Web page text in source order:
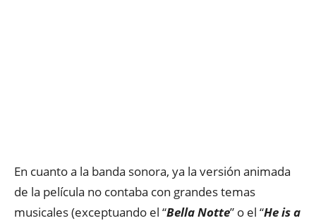
En cuanto a la banda sonora, ya la versión animada
de la película no contaba con grandes temas
musicales (exceptuando el “Bella Notte” o el “He is a